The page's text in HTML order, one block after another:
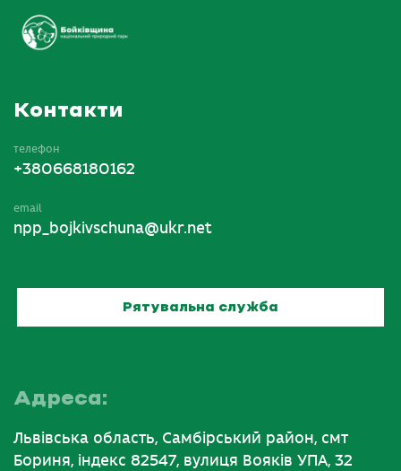
Контакти
телефон
+380668180162
email
npp_bojkivschuna@ukr.net
Рятувальна служба
Адреса:
Львівська область, Самбірський район, смт
Бориня, індекс 82547, вулиця Вояків УПА, 32